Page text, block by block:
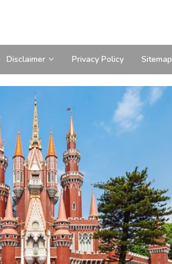
Disclaimer Privacy Policy Sitemap